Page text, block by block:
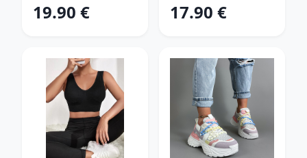
19.90 € 17.90 €